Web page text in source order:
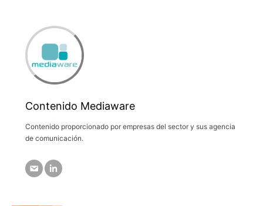
Contenido Mediaware
Contenido proporcionado por empresas del sector y sus agencia
de comunicación.